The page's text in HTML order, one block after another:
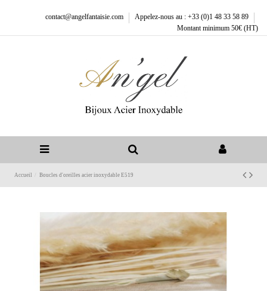
contact@angelfantaisie.com
Appelez-nous au : +33 (0)1 48 33 58 89
Montant minimum 50€ (HT)
Accueil Boucles d'oreilles acier inoxydable E519